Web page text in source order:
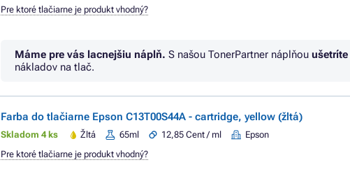
Pre ktoré tlačiarne je produkt vhodný?
Máme pre vás lacnejšiu náplň. S našou TonerPartner náplňou ušetríte
nákladov na tlač.
Farba do tlačiarne Epson C13T00S44A - cartridge, yellow (žltá)
Skladom 4 ks Žltá 65ml 12,85 Cent / ml Epson
Pre ktoré tlačiarne je produkt vhodný?